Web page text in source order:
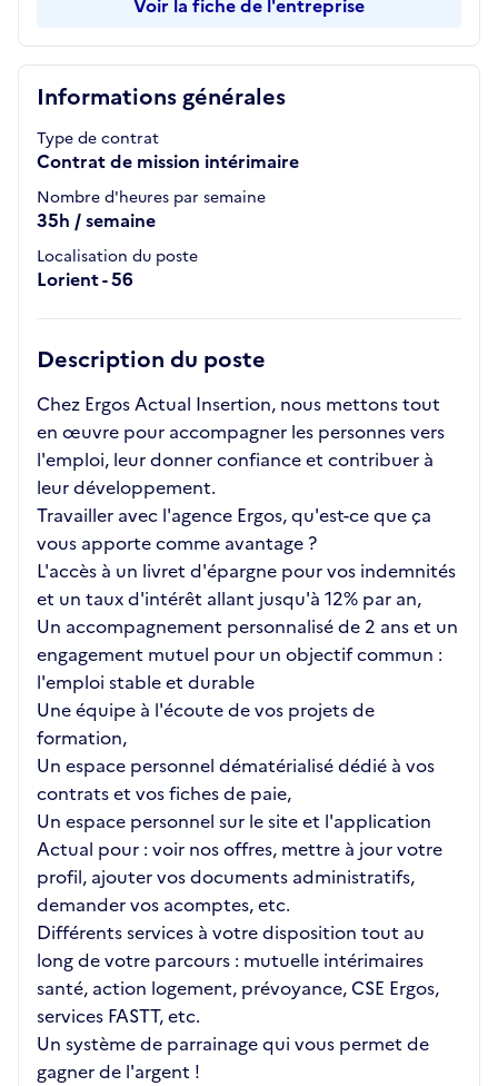
Informations générales
Type de contrat
Contrat de mission intérimaire
Nombre d'heures par semaine
35h / semaine
Localisation du poste
Lorient - 56
Description du poste
Chez Ergos Actual Insertion, nous mettons tout
en œuvre pour accompagner les personnes vers
l'emploi, leur donner confiance et contribuer à
leur développement.
Travailler avec l'agence Ergos, qu'est-ce que ça
vous apporte comme avantage ?
L'accès à un livret d'épargne pour vos indemnités
et un taux d'intérêt allant jusqu'à 12% par an,
Un accompagnement personnalisé de 2 ans et un
engagement mutuel pour un objectif commun :
l'emploi stable et durable
Une équipe à l'écoute de vos projets de
formation,
Un espace personnel dématérialisé dédié à vos
contrats et vos fiches de paie,
Un espace personnel sur le site et l'application
Actual pour : voir nos offres, mettre à jour votre
profil, ajouter vos documents administratifs,
demander vos acomptes, etc.
Différents services à votre disposition tout au
long de votre parcours : mutuelle intérimaires
santé, action logement, prévoyance, CSE Ergos,
services FASTT, etc.
Un système de parrainage qui vous permet de
gagner de l'argent !
Voir la fiche de l'entreprise